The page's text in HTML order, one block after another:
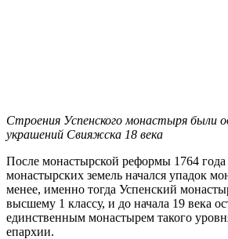
Строения Успенского монастыря были
украшений Свияжска 18 века
После монастырской реформы 1764 года
монастырских земель начался упадок
менее, именно тогда Успенский
высшему 1 классу, и до начала 19 века
единственным монастырем такого
епархии.